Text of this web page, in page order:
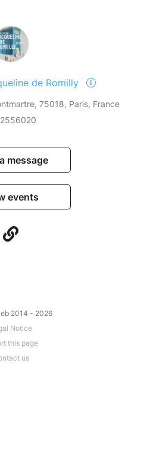
de Romilly
75018, Paris, France
message
events
2014 - 2026
Notice
this page
us